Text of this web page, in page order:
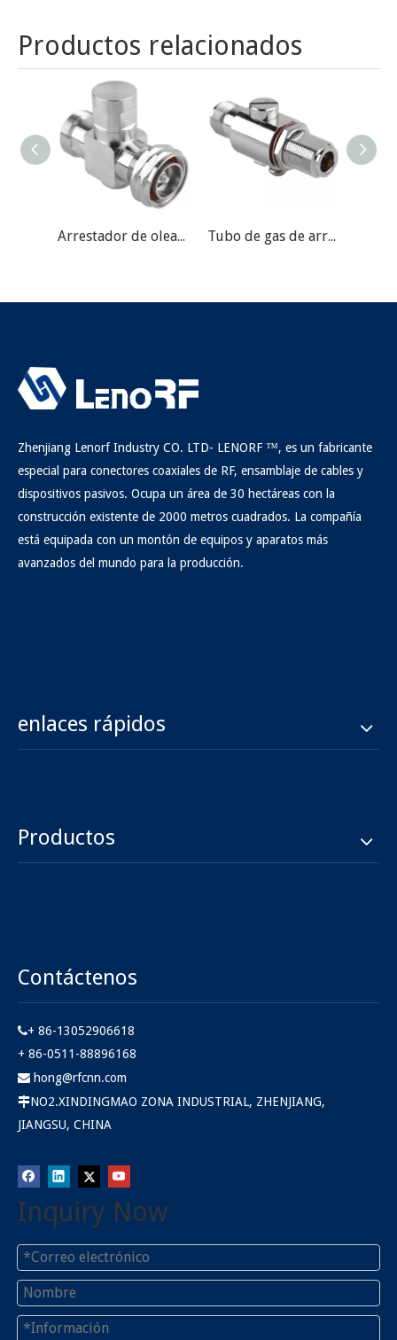
Productos relacionados
Arrestador de oleadas de barrido de marco de microondas -din macho a mujer Tubo de gas de arrestador de oleada para microondas -n macho al mamparo femenino
Zhenjiang Lenorf Industry CO. LTD- LENORF ™, es un fabricante
especial para conectores coaxiales de RF, ensamblaje de cables y
dispositivos pasivos. Ocupa un área de 30 hectáreas con la
construcción existente de 2000 metros cuadrados. La compañía
está equipada con un montón de equipos y aparatos más
avanzados del mundo para la producción.
enlaces rápidos
Productos
Contáctenos
+ 86-13052906618
+ 86-0511-88896168
 hong@rfcnn.com
NO2.XINDINGMAO ZONA INDUSTRIAL, ZHENJIANG,
JIANGSU, CHINA
Inquiry Now